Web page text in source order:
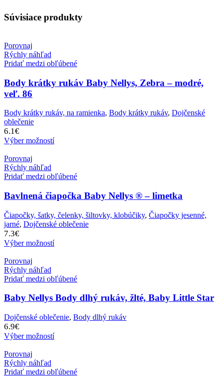
Súvisiace produkty
Porovnaj
Rýchly náhľad
Pridať medzi obľúbené
Body krátky rukáv Baby Nellys, Zebra – modré,
veľ. 86
Body krátky rukáv, na ramienka, Body krátky rukáv, Dojčenské
oblečenie
6.1€
Výber možností
Porovnaj
Rýchly náhľad
Pridať medzi obľúbené
Bavlnená čiapočka Baby Nellys ® – limetka
Čiapočky, šatky, čelenky, šiltovky, klobúčiky, Čiapočky jesenné,
jarné, Dojčenské oblečenie
7.3€
Výber možností
Porovnaj
Rýchly náhľad
Pridať medzi obľúbené
Baby Nellys Body dlhý rukáv, žlté, Baby Little Star
Dojčenské oblečenie, Body dlhý rukáv
6.9€
Výber možností
Porovnaj
Rýchly náhľad
Pridať medzi obľúbené